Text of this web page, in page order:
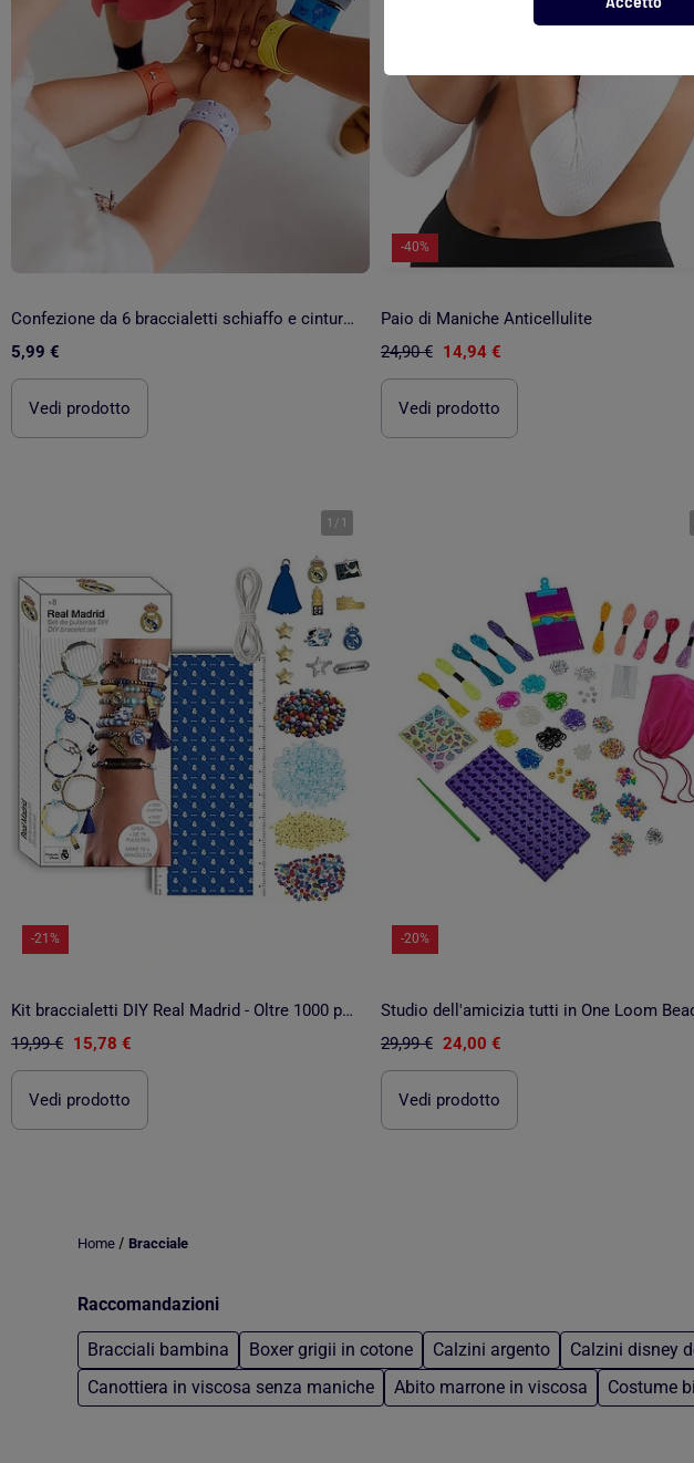
Confezione da 6 braccialetti schiaffo e cinturino 'emotion monsters'
5,99 €
Vedi prodotto
-40%
Paio di Maniche Anticellulite
24,90 € 14,94 €
Vedi prodotto
1 / 1
-21%
Kit braccialetti DIY Real Madrid - Oltre 1000 perline
19,99 € 15,78 €
Vedi prodotto
-20%
29,99 € 24,00 €
Vedi prodotto
Home / Bracciale
Raccomandazioni
Bracciali bambina Boxer grigii in cotone Calzini argento Calzini disney
Canottiera in viscosa senza maniche
Abito marrone in viscosa Costume